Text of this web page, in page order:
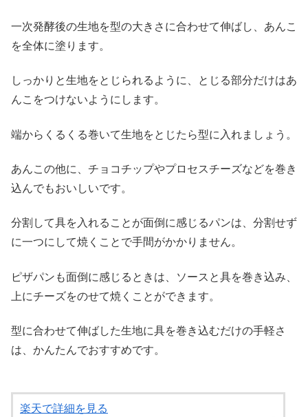
一次発酵後の生地を型の大きさに合わせて伸ばし、あんこ
を全体に塗ります。
しっかりと生地をとじられるように、とじる部分だけはあ
んこをつけないようにします。
端からくるくる巻いて生地をとじたら型に入れましょう。
あんこの他に、チョコチップやプロセスチーズなどを巻き
込んでもおいしいです。
分割して具を入れることが面倒に感じるパンは、分割せず
に一つにして焼くことで手間がかかりません。
ピザパンも面倒に感じるときは、ソースと具を巻き込み、
上にチーズをのせて焼くことができます。
型に合わせて伸ばした生地に具を巻き込むだけの手軽さ
は、かんたんでおすすめです。
楽天で詳細を見る